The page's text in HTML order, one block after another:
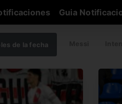
Guia
de la fecha